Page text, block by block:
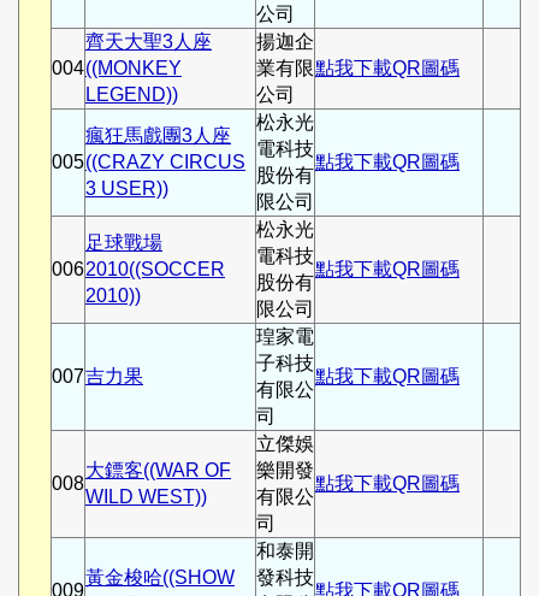
公司
004
齊天大聖3人座
((MONKEY
LEGEND))
揚迦企
業有限
公司
點我下載QR圖碼
005
瘋狂馬戲團3人座
((CRAZY CIRCUS
3 USER))
松永光
電科技
股份有
限公司
點我下載QR圖碼
006
足球戰場
2010((SOCCER
2010))
松永光
電科技
股份有
限公司
點我下載QR圖碼
007吉力果
瑝家電
子科技
有限公
司
點我下載QR圖碼
008
大鏢客((WAR OF
WILD WEST))
立傑娛
樂開發
有限公
司
點我下載QR圖碼
009
黃金梭哈((SHOW
和泰開
發科技
點我下載QR圖碼